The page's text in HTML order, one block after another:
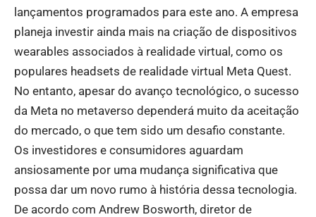
lançamentos programados para este ano. A empresa
planeja investir ainda mais na criação de dispositivos
wearables associados à realidade virtual, como os
populares headsets de realidade virtual Meta Quest.
No entanto, apesar do avanço tecnológico, o sucesso
da Meta no metaverso dependerá muito da aceitação
do mercado, o que tem sido um desafio constante.
Os investidores e consumidores aguardam
ansiosamente por uma mudança significativa que
possa dar um novo rumo à história dessa tecnologia.
De acordo com Andrew Bosworth, diretor de